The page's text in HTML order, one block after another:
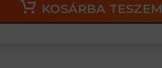
KOSÁRBA TESZEM